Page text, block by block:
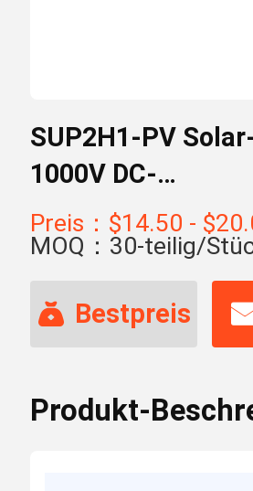
SUP2H1-PV
1000V DC-
Preis：$14.50 -
MOQ：30-teilig/
Bestpreis
Produkt-